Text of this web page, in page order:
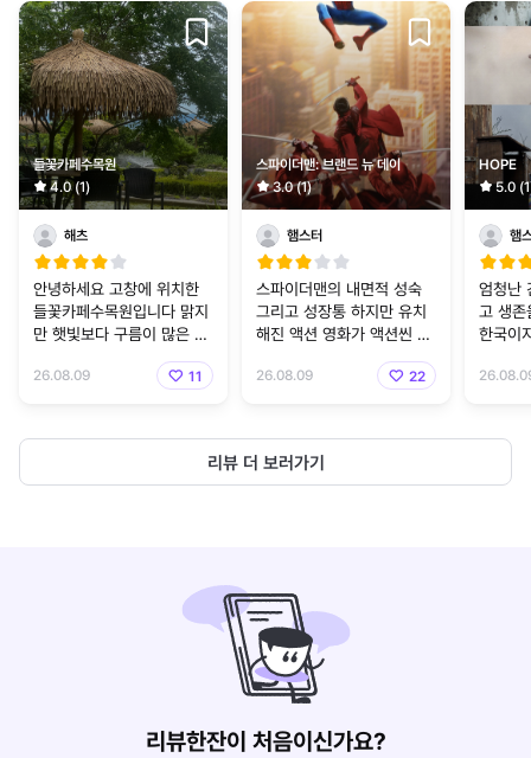
들꽃카페수목원
4.0 (1)
해츠
안녕하세요 고창에 위치한
들꽃카페수목원입니다 맑지
만 햇빛보다 구름이 많은 일
거리로만 드라이브를 즐겼던
26.08.09 11
스파이더맨: 브랜드 뉴 데이
3.0 (1)
햄스터
스파이더맨의 내면적 성숙
그리고 성장통 하지만 유치
해진 액션 영화가 액션씬 보
을 더 중점으로 다룬거 같다.
26.08.09 22
HOPE
5.0
햄
엄청난
고 생존을
한국이
게 당하는 것
리뷰 더 보러가기
리뷰한잔이 처음이신가요?